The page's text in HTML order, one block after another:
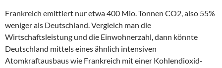
Frankreich emittiert nur etwa 400 Mio. Tonnen CO2, also 55%
weniger als Deutschland. Vergleich man die
Wirtschaftsleistung und die Einwohnerzahl, dann könnte
Deutschland mittels eines ähnlich intensiven
Atomkraftausbaus wie Frankreich mit einer Kohlendioxid-